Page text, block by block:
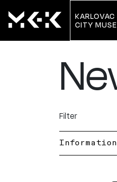
KARLOVAC
CITY
Filter
Information